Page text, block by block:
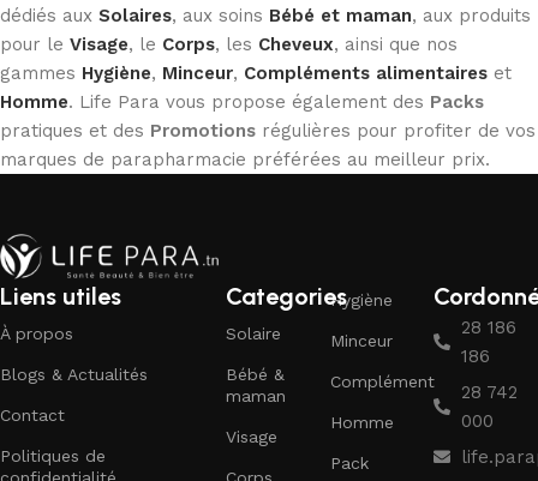
dédiés aux Solaires, aux soins Bébé et maman, aux produits
pour le Visage, le Corps, les Cheveux, ainsi que nos
gammes Hygiène, Minceur, Compléments alimentaires et
Homme. Life Para vous propose également des Packs
pratiques et des Promotions régulières pour profiter de vos
marques de parapharmacie préférées au meilleur prix.
Liens utiles
À propos
Blogs & Actualités
Contact
Politiques de
confidentialité
Categories
Solaire
Bébé &
maman
Visage
Corps
Hygiène
Minceur
Complément
Homme
Pack
28 186
186
28 742
000